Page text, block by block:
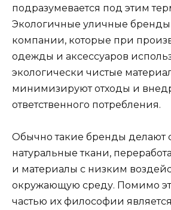
подразумевается под этим
Экологичные уличные бренды
компании, которые при
одежды и аксессуаров
экологически чистые
минимизируют отходы и
ответственного потребления.
Обычно такие бренды делают
натуральные ткани,
и материалы с низким
окружающую среду. Помимо
частью их философии